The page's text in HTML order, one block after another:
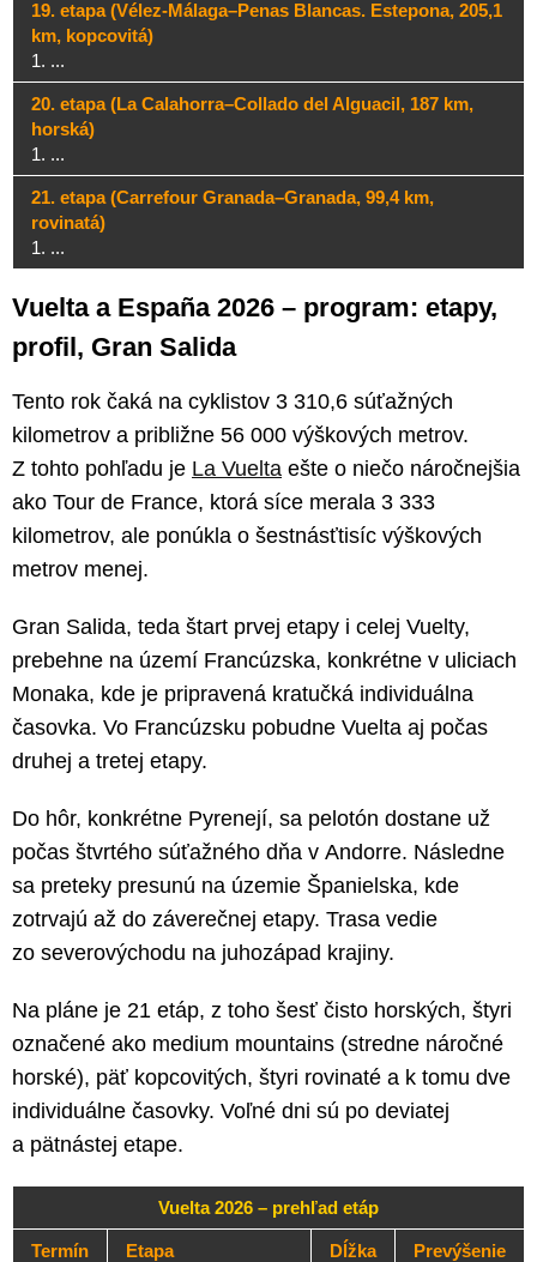
19. etapa (Vélez-Málaga–Penas Blancas. Estepona, 205,1
km, kopcovitá)
1. ...
20. etapa (La Calahorra–Collado del Alguacil, 187 km,
horská)
1. ...
21. etapa (Carrefour Granada–Granada, 99,4 km,
rovinatá)
1. ...
Vuelta a España 2026 – program: etapy,
profil, Gran Salida
Tento rok čaká na cyklistov 3 310,6 súťažných
kilometrov a približne 56 000 výškových metrov.
Z tohto pohľadu je La Vuelta ešte o niečo náročnejšia
ako Tour de France, ktorá síce merala 3 333
kilometrov, ale ponúkla o šestnásťtisíc výškových
metrov menej.
Gran Salida, teda štart prvej etapy i celej Vuelty,
prebehne na území Francúzska, konkrétne v uliciach
Monaka, kde je pripravená kratučká individuálna
časovka. Vo Francúzsku pobudne Vuelta aj počas
druhej a tretej etapy.
Do hôr, konkrétne Pyrenejí, sa pelotón dostane už
počas štvrtého súťažného dňa v Andorre. Následne
sa preteky presunú na územie Španielska, kde
zotrvajú až do záverečnej etapy. Trasa vedie
zo severovýchodu na juhozápad krajiny.
Na pláne je 21 etáp, z toho šesť čisto horských, štyri
označené ako medium mountains (stredne náročné
horské), päť kopcovitých, štyri rovinaté a k tomu dve
individuálne časovky. Voľné dni sú po deviatej
a pätnástej etape.
Vuelta 2026 – prehľad etáp
Termín Etapa Dĺžka Prevýšenie